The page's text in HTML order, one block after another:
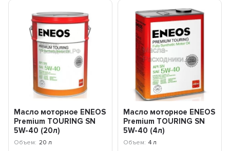
Масло моторное ENEOS
Premium TOURING SN
5W-40 (20л)
8809478942476
Объем: 20 л
Масло моторное ENEOS
Premium TOURING SN
5W-40 (4л)
8809478942162
Объем: 4 л